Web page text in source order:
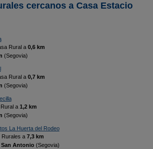
cercanos a Casa Estacio
Rural a 0,6 km
(Segovia)
Rural a 0,7 km
(Segovia)
a 1,2 km
(Segovia)
La Huerta del Rodeo
Rurales a 7,3 km
San Antonio(Segovia)